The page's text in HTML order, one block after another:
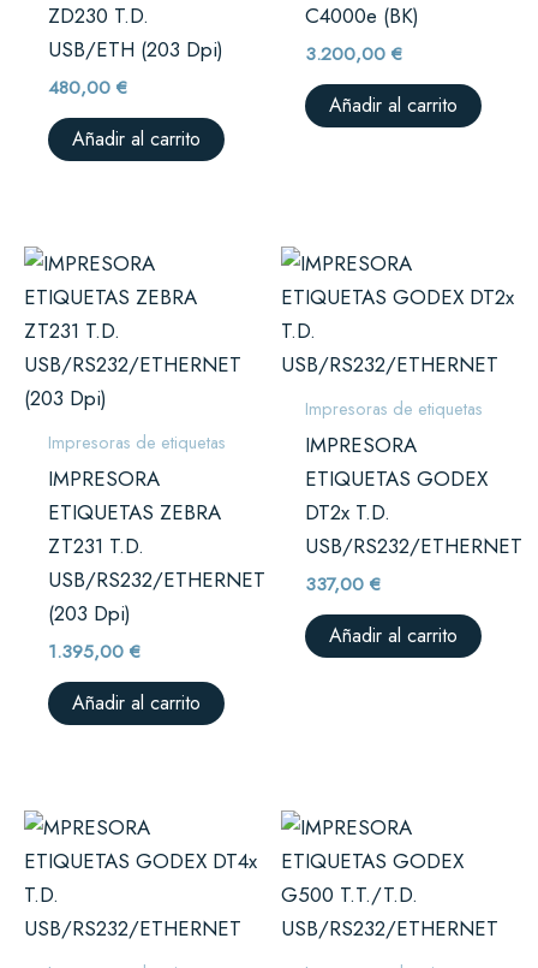
ZD230 T.D.
USB/ETH (203 Dpi)
480,00€
Añadir al carrito
C4000e (BK)
3.200,00€
Añadir al carrito
Impresoras de etiquetas
IMPRESORA
ETIQUETAS ZEBRA
ZT231 T.D.
USB/RS232/ETHERNET
(203 Dpi)
1.395,00€
Añadir al carrito
Impresoras de etiquetas
IMPRESORA
ETIQUETAS GODEX
DT2x T.D.
USB/RS232/ETHERNET
337,00€
Añadir al carrito